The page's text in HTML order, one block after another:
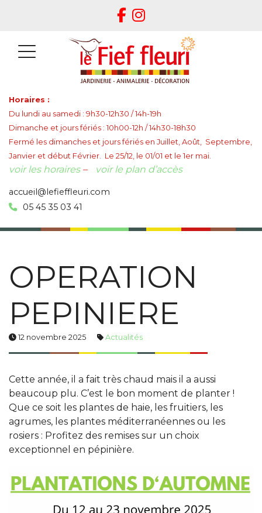
Horaires :
Du lundi au samedi : 9h30-12h30 / 14h-19h
Dimanche et jours fériés : 10h00-12h / 14h30-18h30
Fermé les dimanches et jours fériés en Juillet, Août, Septembre,
Janvier et début Février. Le 25/12, le 01/01 et le 1er mai.
voir les horaires– voir le plan d’accès
accueil@lefieffleuri.com
05 45 35 03 41
OPERATION
PEPINIERE
12 novembre 2025 Actualités
Cette année, il a fait très chaud mais il a aussi
beaucoup plu. C’est le bon moment de planter !
Que ce soit les plantes de haie, les fruitiers, les
agrumes, les plantes méditerranéennes ou les
rosiers : Profitez des remises sur un choix
exceptionnel en pépinière.